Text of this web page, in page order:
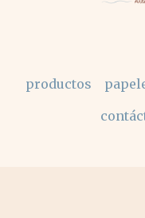
productos